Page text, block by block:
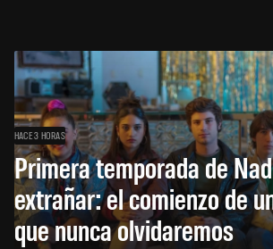
HACE 3 HORAS
Primera temporada de
extrañar: el comienzo de
que nunca olvidaremos